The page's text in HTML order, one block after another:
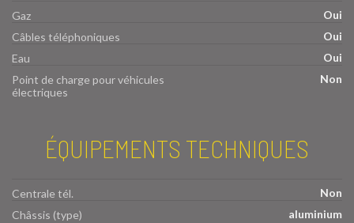
Gaz
Oui
Câbles téléphoniques
Oui
Eau
Oui
Point de charge pour véhicules
électriques
Non
ÉQUIPEMENTS TECHNIQUES
Centrale tél.
Non
Châssis (type)
aluminium